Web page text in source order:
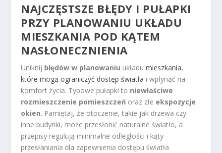
NAJCZĘSTSZE BŁĘDY I PUŁAPKI
PRZY PLANOWANIU UKŁADU
MIESZKANIA POD KĄTEM
NASŁONECZNIENIA
Uniknij błędów w planowaniu układumieszkania,
które mogą ograniczyć dostęp światła i wpłynąć na
komfort życia. Typowe pułapki to niewłaściwe
rozmieszczenie pomieszczeń oraz złe ekspozycje
okien. Pamiętaj, że otoczenie, takie jak drzewa czy
inne budynki, może przesłonić naturalne światło, a
przepisy regulują minimalne odległości i kąty
przesłaniania dla zapewnienia dostępu światła